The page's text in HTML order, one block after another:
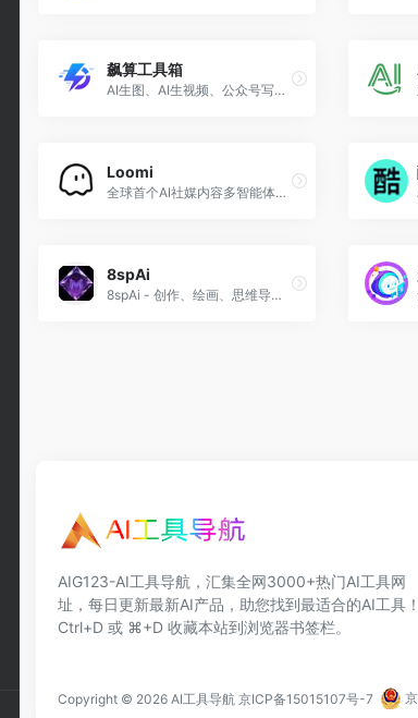
飙算工具箱
AI生图、AI生视频、公众号写作、矩阵发布运营全流程搞定
Loomi
全球首个AI社媒内容多智能体系统
8spAi
8spAi - 创作、绘画、思维导图一站搞定！
AIG123-AI工具导航，汇集全网3000+热门AI工具网
址，每日更新最新AI产品，助您找到最适合的AI工具！
Ctrl+D 或 ⌘+D 收藏本站到浏览器书签栏。
Copyright © 2026 AI工具导航 京ICP备15015107号-7